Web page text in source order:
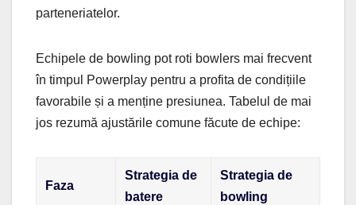
parteneriatelor.
Echipele de bowling pot roti bowlers mai frecvent
în timpul Powerplay pentru a profita de condițiile
favorabile și a menține presiunea. Tabelul de mai
jos rezumă ajustările comune făcute de echipe:
Faza
Strategia de
batere
Strategia de
bowling